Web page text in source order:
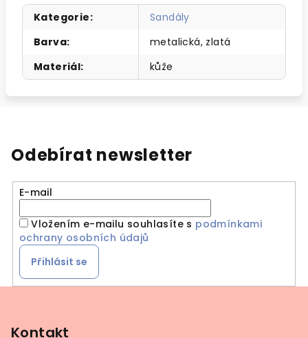
Kategorie:
Sandály
Barva:
metalická, zlatá
Materiál: kůže
Odebírat newsletter
E-mail
Vložením e-mailu souhlasíte s podmínkami
ochrany osobních údajů
Přihlásit se
Kontakt